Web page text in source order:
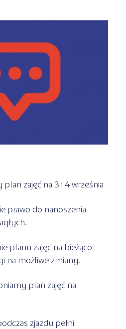
SŁUCHACZA
zajęć na 3 i 4 września
prawo do nanoszenia
planu zajęć na bieżąco
na możliwe zmiany.
plan zajęć na
zjazdu pełni